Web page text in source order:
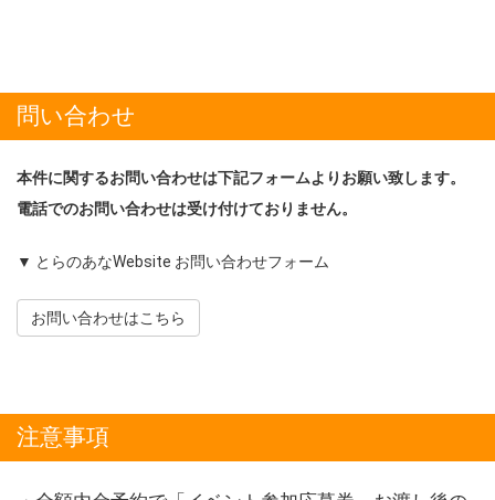
問い合わせ
本件に関するお問い合わせは下記フォームよりお願い致します。
電話でのお問い合わせは受け付けておりません。
▼ とらのあなWebsite お問い合わせフォーム
お問い合わせはこちら
注意事項